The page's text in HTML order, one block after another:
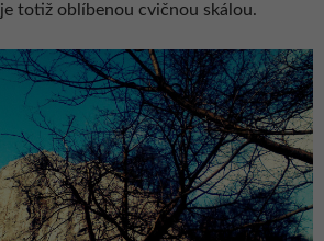
totiž oblíbenou cvičnou skálou.